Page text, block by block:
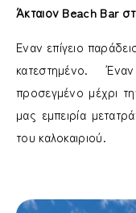
Άκταιον Beach Bar
Έναν επίγειο
κατεστημένο.
προσεγμένο μέχρι
μας εμπειρία
του καλοκαιριού.